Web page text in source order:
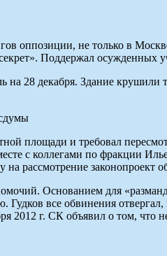
оппозиции, не только в
Поддержал
28 декабря. Здание
площади и требовал
с коллегами по фракции
рассмотрение
Основанием для
Гудков все обвинения
2012 г. СК объявил о том, что